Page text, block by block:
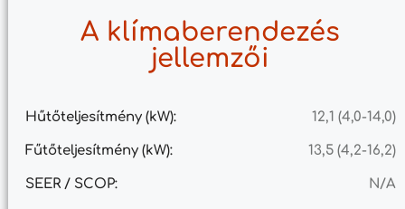
A klímaberendezés
jellemzői
Hűtőteljesítmény (kW): 12,1 (4,0-14,0)
Fűtőteljesítmény (kW): 13,5 (4,2-16,2)
SEER / SCOP: N/A